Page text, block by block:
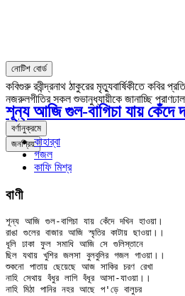
নোটিশ বোর্ড
কবিগুরু রবীন্দ্রনাথ ঠাকুরের মৃত্যুবার্ষিকীতে কবির
নজরুলগীতির সকল শুভানুধ্যায়ীকে জানাচ্ছি
বর্ণানুক্রমে
জনপ্রিয়
শূন্য আজি গুল-বাগিচা যায় কেঁদে
কাহার্‌বা
গজল
কাফি মিশ্র
বাণী
শূন্য আজি গুল-বাগিচা যায় কেঁদে দখিন হাওয়া।
রাঙা গুলের বাজার আজি স্মৃতির কাটায় ছাওয়া।।
ধূলি ঢাকা ফুল সমাধি আজি সে গুলিস্তানে
ছিল যথায় খুশির জলসা বুলবুলির গজল গাওয়া।।
শুকনো পাতায় ছেয়েছে আজ সাকির চরণ রেখা
নাহি সেথায় বঁধুর লাগি বঁধূর আসা-যাওয়া।।
নাহি মিঠা পানির নহর আছে প'ড়ে বালুচর